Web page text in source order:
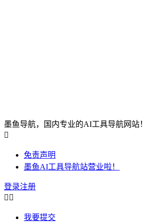
墨鱼导航，国内专业的AI工具导航网站！

免责声明
墨鱼AI工具导航站营业啦！
登录注册
 
我要提交